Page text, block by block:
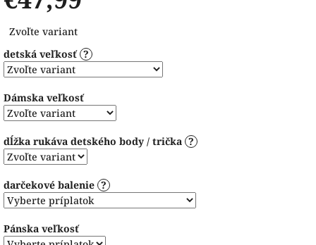
cena:
Zvoľte variant
detská veľkosť ?
Dámska veľkosť
dĺžka rukáva detského body / trička ?
darčekové balenie ?
Pánska veľkosť